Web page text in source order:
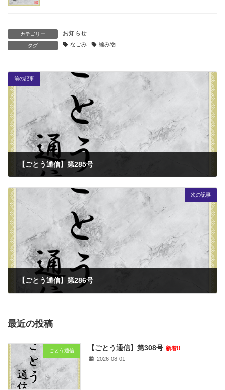
カテゴリー お知らせ
タグ なごみ 編み物
前の記事
【ごとう通信】第285号
次の記事
【ごとう通信】第286号
最近の投稿
ごとう通信 【ごとう通信】第308号 新着!!
2026-08-01